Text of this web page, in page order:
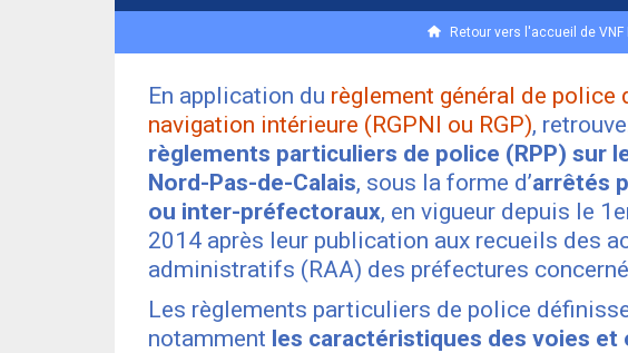
Retour vers l'accueil de VNF
En application du règlement général de police
navigation intérieure (RGPNI ou RGP),
règlements particuliers de police (RPP) sur
Nord-Pas-de-Calais, sous la forme d’arrêtés
ou inter-préfectoraux, en vigueur depuis le
2014 après leur publication aux recueils des
administratifs (RAA) des préfectures
Les règlements particuliers de police
notamment les caractéristiques des voies et